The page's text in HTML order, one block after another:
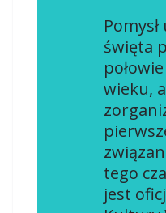
święta
wieku,
tego
jest